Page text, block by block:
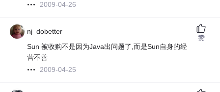
2009-04-26
nj_dobetter
Sun 被收购不是因为Java出问题了,而是Sun自身的经
营不善
2009-04-25
赞